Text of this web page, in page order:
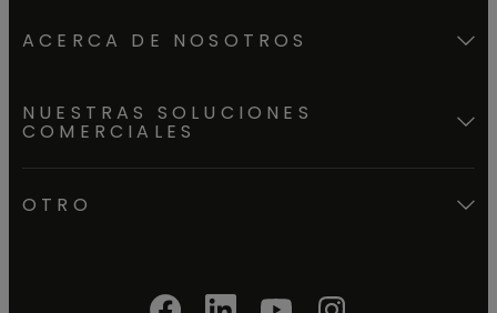
ACERCA DE NOSOTROS
NUESTRAS SOLUCIONES
COMERCIALES
OTRO